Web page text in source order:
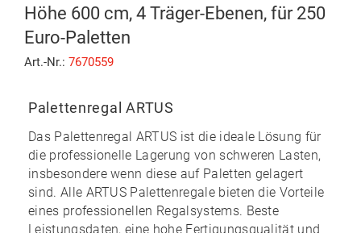
Höhe 600 cm, 4 Träger-Ebenen, für 250
Euro-Paletten
Art.-Nr.: 7670559
Palettenregal ARTUS
Das Palettenregal ARTUS ist die ideale Lösung für
die professionelle Lagerung von schweren Lasten,
insbesondere wenn diese auf Paletten gelagert
sind. Alle ARTUS Palettenregale bieten die Vorteile
eines professionellen Regalsystems. Beste
Leistungsdaten, eine hohe Fertigungsqualität und